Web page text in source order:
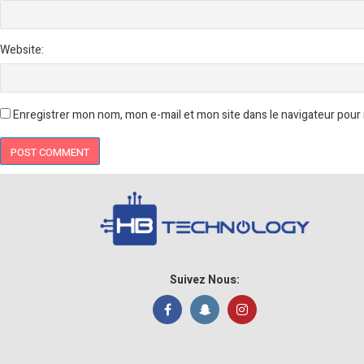
Website:
Enregistrer mon nom, mon e-mail et mon site dans le navigateur
Suivez Nous: